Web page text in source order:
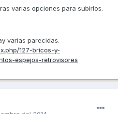
varias opciones para subirlos.
varias parecidas.
127-bricos-y-
espejos-retrovisores